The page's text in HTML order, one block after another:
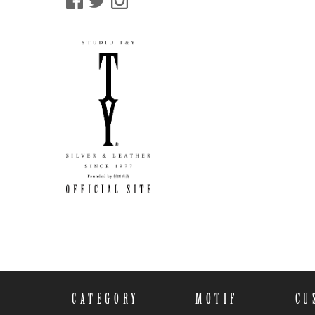
CATEGORY MOTIF